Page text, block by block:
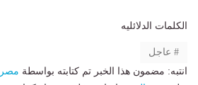
الكلمات الدلائليه
عاجل
انتبه: مضمون هذا الخبر تم كتابته بواسطة مصر